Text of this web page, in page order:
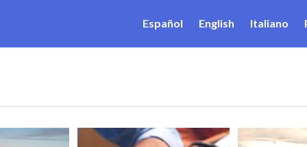
Español English Italiano